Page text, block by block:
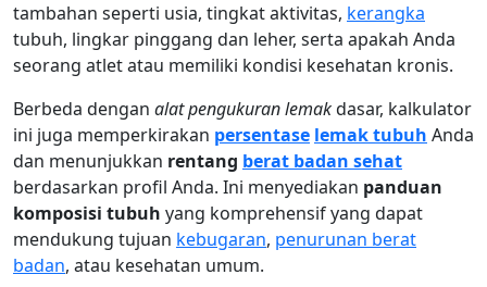
tambahan seperti usia, tingkat aktivitas, kerangka
tubuh, lingkar pinggang dan leher, serta apakah Anda
seorang atlet atau memiliki kondisi kesehatan kronis.
Berbeda dengan alat pengukuran lemakdasar, kalkulator
ini juga memperkirakan persentase lemak tubuh Anda
dan menunjukkan rentang berat badan sehat
berdasarkan profil Anda. Ini menyediakan panduan
komposisi tubuh yang komprehensif yang dapat
mendukung tujuan kebugaran, penurunan berat
badan, atau kesehatan umum.